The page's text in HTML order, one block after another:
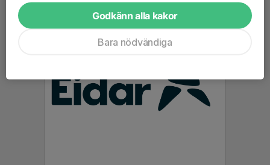
Godkänn alla kakor
Bara nödvändiga